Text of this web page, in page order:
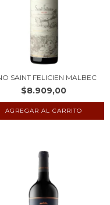
SAINT FELICIEN MALBEC
$8.909,00